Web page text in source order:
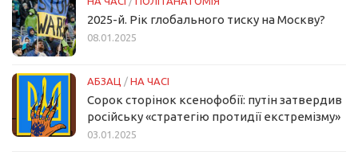
2025-й. Рік глобального тиску на Москву?
08.01.2025
АБЗАЦ / НА ЧАСІ
Сорок сторінок ксенофобії: путін затвердив
російську «стратегію протидії екстремізму»
03.01.2025